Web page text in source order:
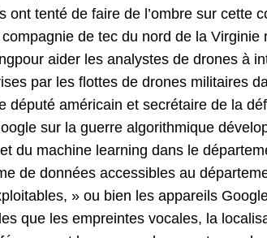
ont tenté de faire de l’ombre sur cette
de tec du nord de la Virginie
aider les analystes de drones à
par les flottes de drones militaires
député américain et secrétaire de la
sur la guerre algorithmique
du machine learning dans le
de données accessibles au
» ou bien les appareils
que les empreintes vocales, la